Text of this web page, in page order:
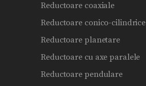
Reductoare coaxiale
Reductoare conico-cilindrice
Reductoare planetare
Reductoare cu axe paralele
Reductoare pendulare